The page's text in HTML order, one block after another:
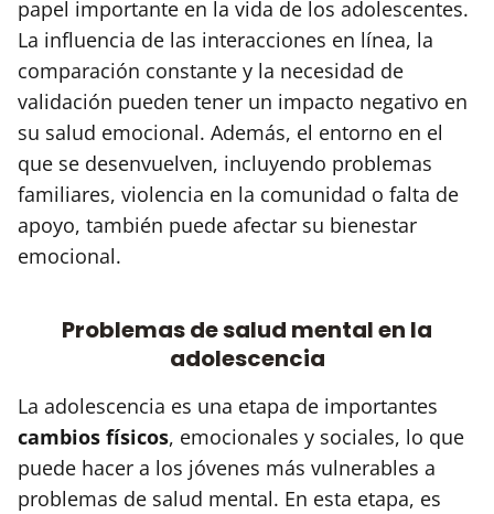
papel importante en la vida de los adolescentes.
La influencia de las interacciones en línea, la
comparación constante y la necesidad de
validación pueden tener un impacto negativo en
su salud emocional. Además, el entorno en el
que se desenvuelven, incluyendo problemas
familiares, violencia en la comunidad o falta de
apoyo, también puede afectar su bienestar
emocional.
Problemas de salud mental en la
adolescencia
La adolescencia es una etapa de importantes
cambios físicos, emocionales y sociales, lo que
puede hacer a los jóvenes más vulnerables a
problemas de salud mental. En esta etapa, es